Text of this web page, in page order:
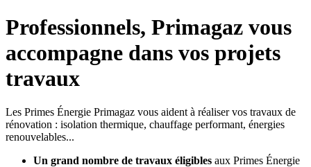
Professionnels, Primagaz vous
accompagne dans vos projets
travaux
Les Primes Énergie Primagaz vous aident à réaliser vos travaux de
rénovation : isolation thermique, chauffage performant, énergies
renouvelables...
Un grand nombre de travaux éligibles aux Primes Énergie